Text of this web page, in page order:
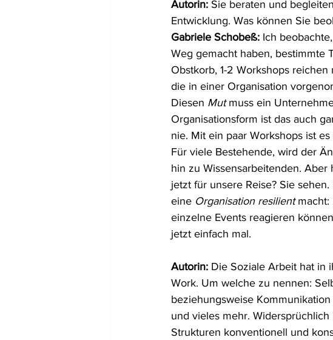
Autorin: Sie beraten und
Entwicklung. Was können Sie
Gabriele Schobeß: Ich
Weg gemacht haben, bestimmte
Obstkorb, 1-2 Workshops
die in einer Organisation
Diesen Mut muss ein
Organisationsform ist das auch
nie. Mit ein paar Workshops ist
Für viele Bestehende, wird der
hin zu Wissensarbeitenden. Aber
jetzt für unsere Reise? Sie
eine Organisation resilient macht:
einzelne Events reagieren
jetzt einfach mal.
Autorin: Die Soziale Arbeit hat in
Work. Um welche zu nennen:
beziehungsweise
und vieles mehr.
Strukturen konventionell und